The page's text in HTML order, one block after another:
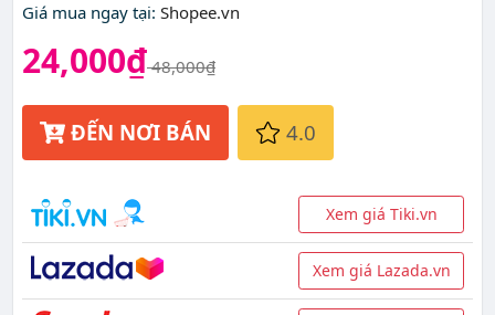
Giá mua ngay tại: Shopee.vn
24,000₫48,000₫
ĐẾN NƠI BÁN 4.0
Xem giá Tiki.vn
Xem giá Lazada.vn